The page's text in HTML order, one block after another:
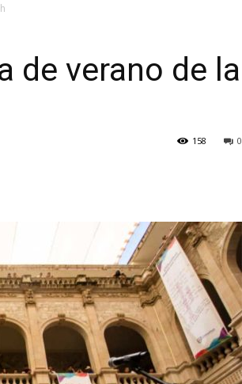
de verano de la
0
158